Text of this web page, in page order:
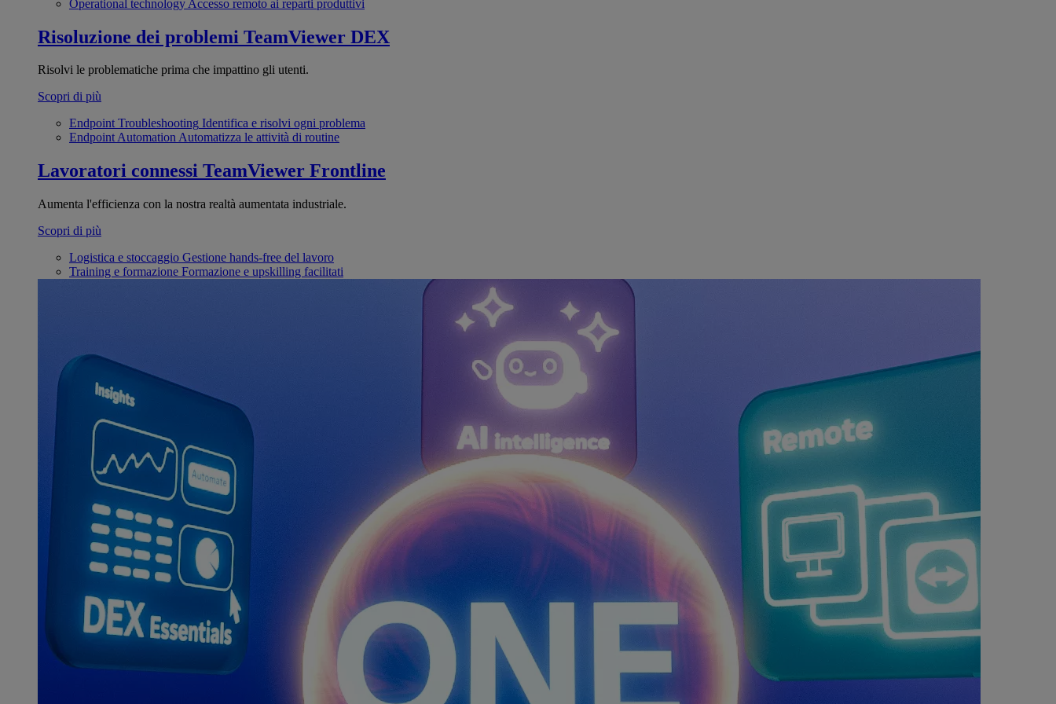
Operational technology Accesso remoto ai reparti produttivi
Risoluzione dei problemi TeamViewer DEX
Risolvi le problematiche prima che impattino gli utenti.
Scopri di più
Endpoint Troubleshooting Identifica e risolvi ogni problema
Endpoint AutomationAutomatizza le attività di routine
Lavoratori connessi TeamViewer Frontline
Aumenta l'efficienza con la nostra realtà aumentata industriale.
Scopri di più
Logistica e stoccaggio Gestione hands-free del lavoro
Training e formazione Formazione e upskilling facilitati